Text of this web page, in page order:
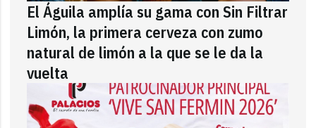
El Águila amplía su gama con Sin Filtrar
Limón, la primera cerveza con zumo
natural de limón a la que se le da la
vuelta